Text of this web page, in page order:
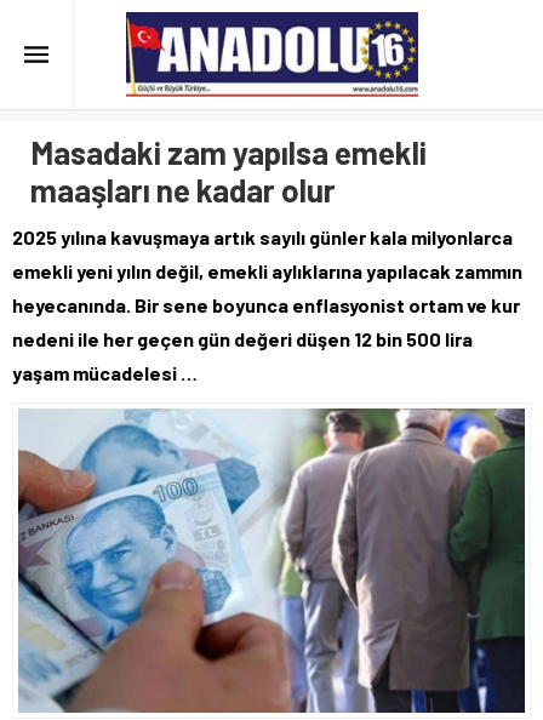
Masadaki zam yapılsa emekli
maaşları ne kadar olur
2025 yılına kavuşmaya artık sayılı günler kala milyonlarca
emekli yeni yılın değil, emekli aylıklarına yapılacak zammın
heyecanında. Bir sene boyunca enflasyonist ortam ve kur
nedeni ile her geçen gün değeri düşen 12 bin 500 lira
yaşam mücadelesi …